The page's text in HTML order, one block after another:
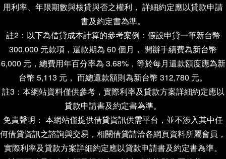
用利率、年限期數與核貸與否之權利， 詳細約定應以貸款申請
書及約定書為準。
註2：以下為借貸成本計算的參考案例：假設申貸一筆新台幣
300,000 元款項，還款期為 60 個月， 開辦手續費為新台幣
6,000 元，總費用年百分率為 3.68%，等於每月還款額度應為新
台幣 5,113 元， 而總還款額則為新台幣 312,780 元。
註3：本網站資料僅供參考，實際利率及貸款方案詳細約定應以
貸款申請書及約定書為準。
免責聲明： 本網站僅提供借貸資訊供需平台，並不涉入其中任
何借貸資訊之諮詢與交易，相關借貸請洽各網頁資料所屬會員，
實際利率及貸款方案詳細約定應以貸款申請書及約定書為準。